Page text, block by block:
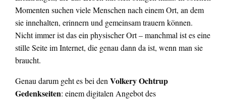
Momenten suchen viele Menschen nach einem Ort, an dem
sie innehalten, erinnern und gemeinsam trauern können.
Nicht immer ist das ein physischer Ort – manchmal ist es eine
stille Seite im Internet, die genau dann da ist, wenn man sie
braucht.
Genau darum geht es bei denVolkery Ochtrup
Gedenkseiten: einem digitalen Angebot des